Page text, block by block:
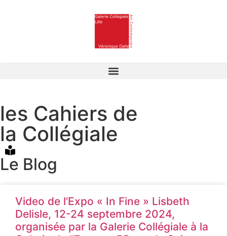
les Cahiers de
la Collégiale
Le Blog
Video de l’Expo « In Fine » Lisbeth
Delisle, 12-24 septembre 2024,
organisée par la Galerie Collégiale à la